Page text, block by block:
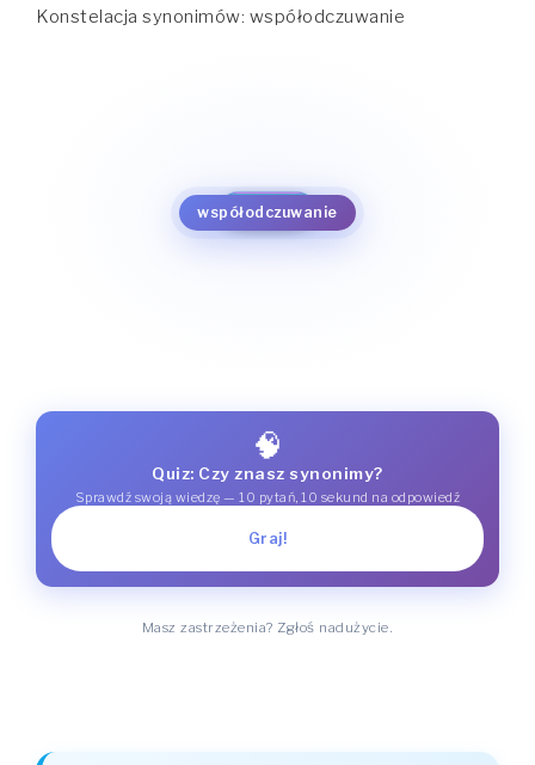
Konstelacja synonimów: współodczuwanie
współodczuwanie
empatia
wczucie
sympatia
tolerancja
wrażliwość
współczucie
zrozumienie
inklinacja
kochanie
pociąg
pokrewieństwo
sentyment
🧠
Quiz: Czy znasz synonimy?
Sprawdź swoją wiedzę — 10 pytań, 10 sekund na odpowiedź
Graj!
Masz zastrzeżenia? Zgłoś nadużycie.